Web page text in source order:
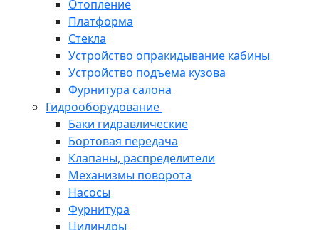
Отопление
Платформа
Стекла
Устройство опракидывание кабины
Устройство подъема кузова
Фурнитура салона
Гидрооборудование
Баки гидравлические
Бортовая передача
Клапаны, распределители
Механизмы поворота
Насосы
Фурнитура
Цилиндры